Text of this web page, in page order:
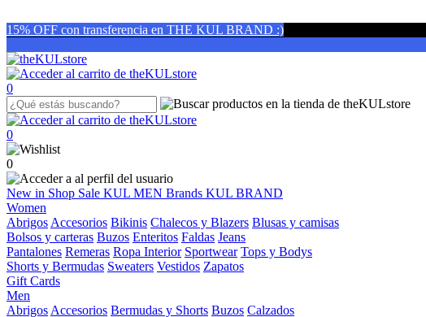
15% OFF con transferencia en THE KUL BRAND :)
0
0
0
New in Shop Sale KUL MEN Brands KUL BRAND
Women
Abrigos Accesorios Bikinis Chalecos y Blazers Blusas y camisas
Bolsos y carteras Buzos Enteritos Faldas Jeans
Pantalones Remeras Ropa Interior Sportwear Tops y Bodys
Shorts y Bermudas Sweaters Vestidos Zapatos
Gift Cards
Men
Abrigos Accesorios Bermudas y Shorts Buzos Calzados